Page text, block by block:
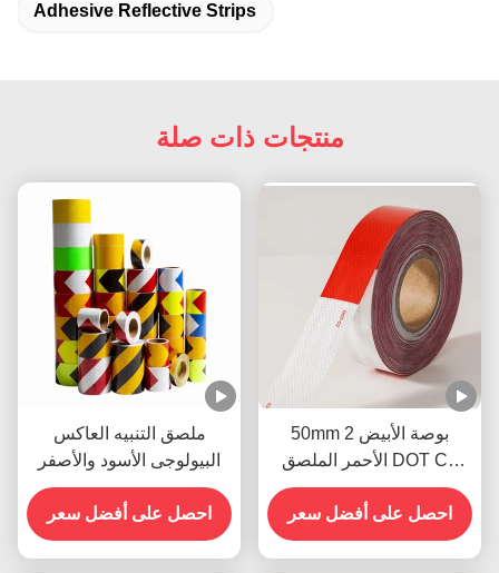
Adhesive Reflective Strips
منتجات ذات صلة
ملصق التنبيه العاكس
البيولوجى الأسود والأصفر
احصل على أفضل سعر
50mm 2 بوصة الأبيض
الأحمر الملصق DOT C2
الشريط الآمن العاكس
الملصقات على شاحنة
للسيارات
احصل على أفضل سعر